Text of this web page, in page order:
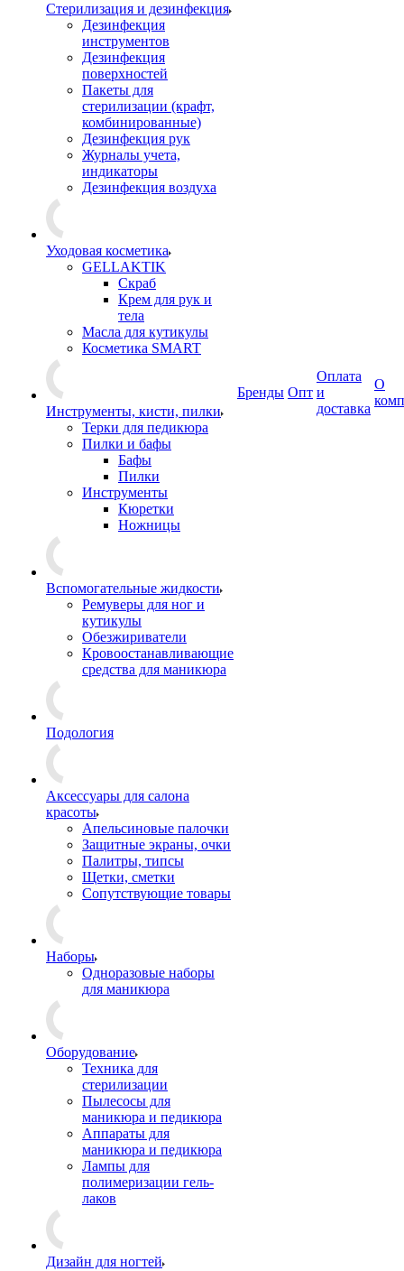
Стерилизация и дезинфекция
Дезинфекция
инструментов
Дезинфекция
поверхностей
Пакеты для
стерилизации (крафт,
комбинированные)
Дезинфекция рук
Журналы учета,
индикаторы
Дезинфекция воздуха
Уходовая косметика
GELLAKTIK
Скраб
Крем для рук и
тела
Масла для кутикулы
Косметика SMART
Инструменты, кисти, пилки
Терки для педикюра
Пилки и бафы
Бафы
Пилки
Инструменты
Кюретки
Ножницы
Вспомогательные жидкости
Ремуверы для ног и
кутикулы
Обезжириватели
Кровоостанавливающие
средства для маникюра
Подология
Аксессуары для салона
красоты
Апельсиновые палочки
Защитные экраны, очки
Палитры, типсы
Щетки, сметки
Сопутствующие товары
Наборы
Одноразовые наборы
для маникюра
Оборудование
Техника для
стерилизации
Пылесосы для
маникюра и педикюра
Аппараты для
маникюра и педикюра
Лампы для
полимеризации гель-
лаков
Дизайн для ногтей
Бренды Опт
Оплата
и
доставка
О